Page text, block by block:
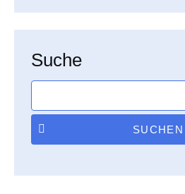
Suche
SUCHEN